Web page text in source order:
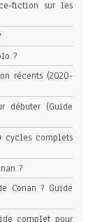
fiction sur les
?
récents (2020-
débuter (Guide
cycles complets
?
Conan ? Guide
complet pour